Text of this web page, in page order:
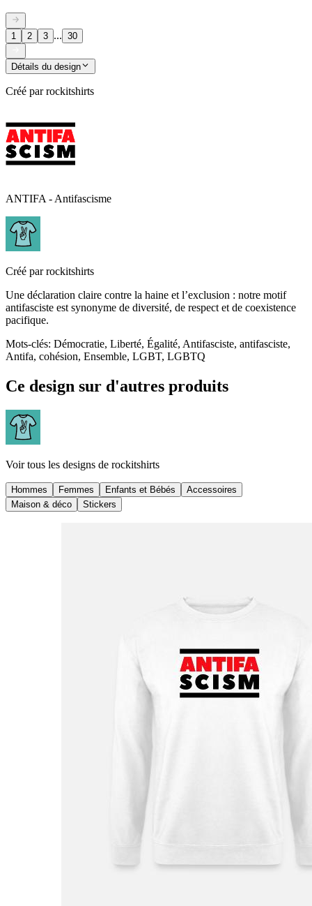
1 2 3 ... 30
Détails du design
Créé par rockitshirts
ANTIFA - Antifascisme
Créé par rockitshirts
Une déclaration claire contre la haine et l’exclusion : notre motif
antifasciste est synonyme de diversité, de respect et de coexistence
pacifique.
Mots-clés: Démocratie, Liberté, Égalité, Antifasciste, antifasciste,
Antifa, cohésion, Ensemble, LGBT, LGBTQ
Ce design sur d'autres produits
Voir tous les designs de rockitshirts
Hommes Femmes Enfants et Bébés
Accessoires
Maison & déco
Stickers